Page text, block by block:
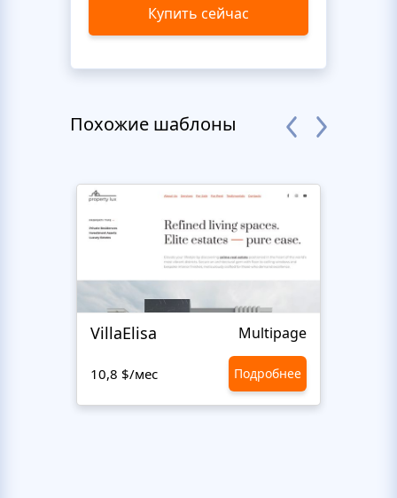
Купить сейчас
Похожие шаблоны
VillaElisa Multipage
10,8 $/мес Подробнее